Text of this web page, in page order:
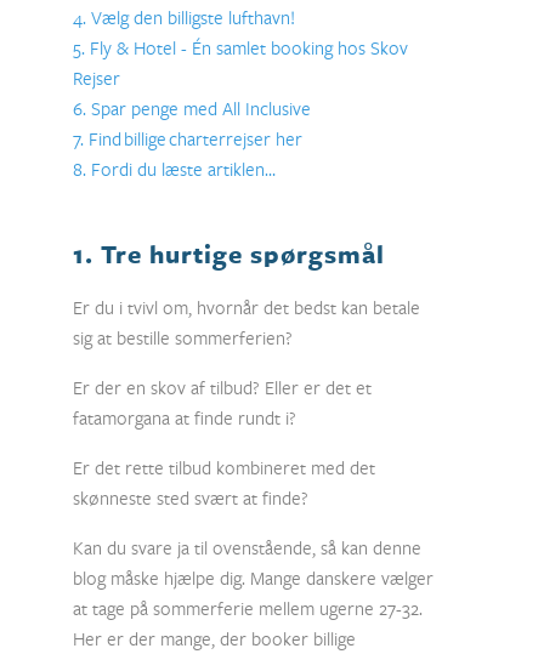
4. Vælg den billigste lufthavn!
5. Fly & Hotel - Én samlet booking hos Skov
Rejser
6. Spar penge med All Inclusive
7. Find billige charterrejser her
8. Fordi du læste artiklen…
1. Tre hurtige spørgsmål
Er du i tvivl om, hvornår det bedst kan betale
sig at bestille sommerferien?
Er der en skov af tilbud? Eller er det et
fatamorgana at finde rundt i?
Er det rette tilbud kombineret med det
skønneste sted svært at finde?
Kan du svare ja til ovenstående, så kan denne
blog måske hjælpe dig. Mange danskere vælger
at tage på sommerferie mellem ugerne 27-32.
Her er der mange, der booker billige